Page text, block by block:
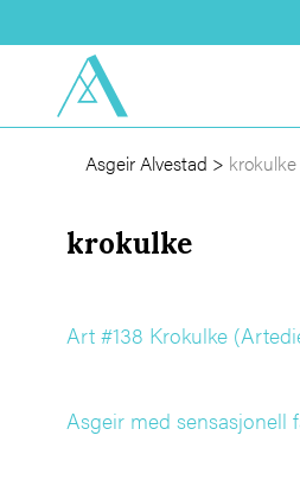
Asgeir Alvestad > krokulke
krokulke
Art #138 Krokulke
Asgeir med sensasjonell